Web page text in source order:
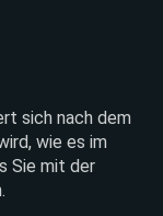
sich nach dem
wie es im
Sie mit der